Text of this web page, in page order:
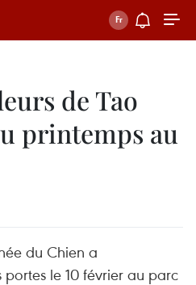
de Tao
printemps au
du Chien a
le 10 février au parc